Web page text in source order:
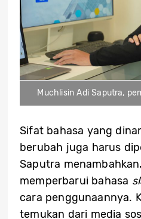
Muchlisin Adi Saputra,
Sifat bahasa yang
berubah juga harus
Saputra
memperbarui bahasa
cara penggunaannya.
temukan dari media